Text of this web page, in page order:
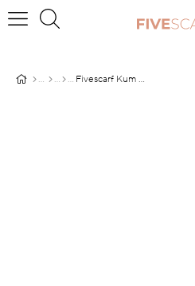
Fivescarf Kum Maxi Cotton Şal